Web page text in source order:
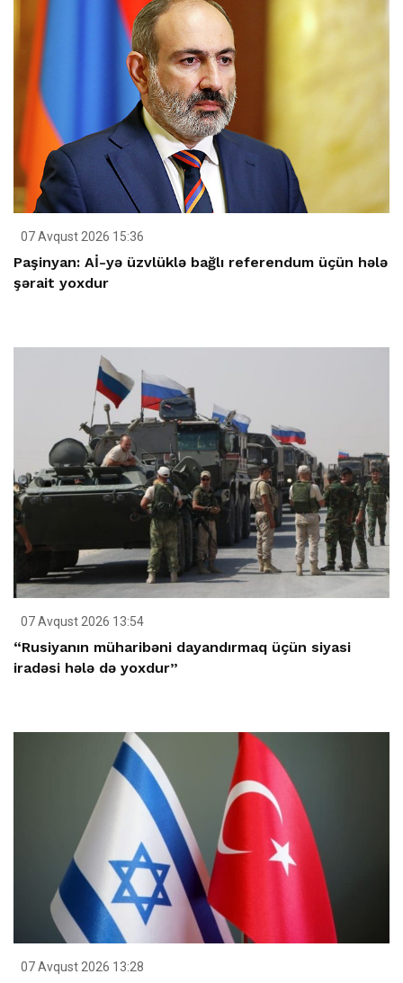
07 Avqust 2026 15:36
Paşinyan: Aİ-yə üzvlüklə bağlı referendum üçün hələ
şərait yoxdur
07 Avqust 2026 13:54
“Rusiyanın müharibəni dayandırmaq üçün siyasi
iradəsi hələ də yoxdur”
07 Avqust 2026 13:28